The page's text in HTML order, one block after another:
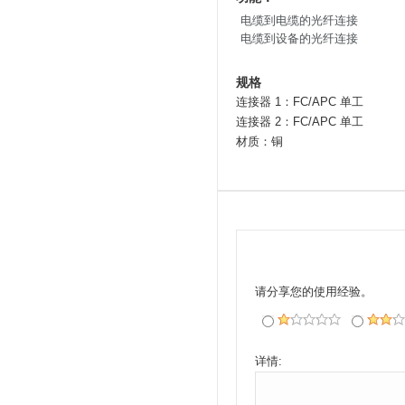
电缆到电缆的光纤连接
电缆到设备的光纤连接
规格
连接器 1：FC/APC 单工
连接器 2：FC/APC 单工
材质：铜
请分享您的使用经验。
详情: